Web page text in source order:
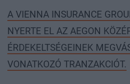
A VIENNA INSURANCE
NYERTE EL AZ AEGON
ÉRDEKELTSÉGEINEK
VONATKOZÓ TRANZAKCIÓT.